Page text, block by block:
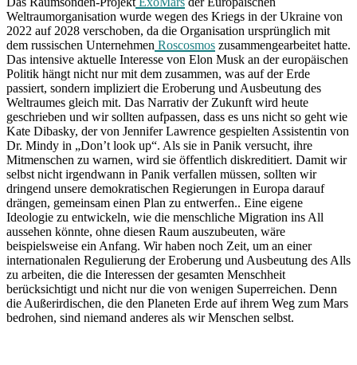
Weltraumorganisation wurde wegen des Kriegs in der Ukraine von
2022 auf 2028 verschoben, da die Organisation ursprünglich mit
dem russischen Unternehmen Roscosmos zusammengearbeitet hatte.
Das intensive aktuelle Interesse von Elon Musk an der europäischen
Politik hängt nicht nur mit dem zusammen, was auf der Erde
passiert, sondern impliziert die Eroberung und Ausbeutung des
Weltraumes gleich mit. Das Narrativ der Zukunft wird heute
geschrieben und wir sollten aufpassen, dass es uns nicht so geht wie
Kate Dibasky, der von Jennifer Lawrence gespielten Assistentin von
Dr. Mindy in „Don’t look up“. Als sie in Panik versucht, ihre
Mitmenschen zu warnen, wird sie öffentlich diskreditiert. Damit wir
selbst nicht irgendwann in Panik verfallen müssen, sollten wir
dringend unsere demokratischen Regierungen in Europa darauf
drängen, gemeinsam einen Plan zu entwerfen.. Eine eigene
Ideologie zu entwickeln, wie die menschliche Migration ins All
aussehen könnte, ohne diesen Raum auszubeuten, wäre
beispielsweise ein Anfang. Wir haben noch Zeit, um an einer
internationalen Regulierung der Eroberung und Ausbeutung des Alls
zu arbeiten, die die Interessen der gesamten Menschheit
berücksichtigt und nicht nur die von wenigen Superreichen. Denn
die Außerirdischen, die den Planeten Erde auf ihrem Weg zum Mars
bedrohen, sind niemand anderes als wir Menschen selbst.